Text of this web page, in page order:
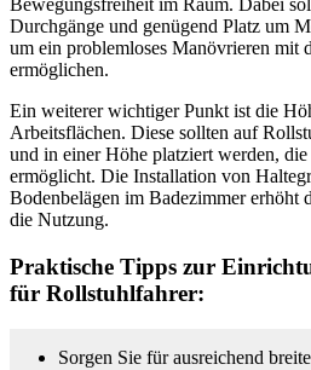
Bewegungsfreiheit im Raum. Dabei
Durchgänge und genügend Platz um
um ein problemloses Manövrieren mit
ermöglichen.
Ein weiterer wichtiger Punkt ist die
Arbeitsflächen. Diese sollten auf
und in einer Höhe platziert werden,
ermöglicht. Die Installation von
Bodenbelägen im Badezimmer erhöht
die Nutzung.
Praktische Tipps zur
für Rollstuhlfahrer:
Sorgen Sie für ausreichend